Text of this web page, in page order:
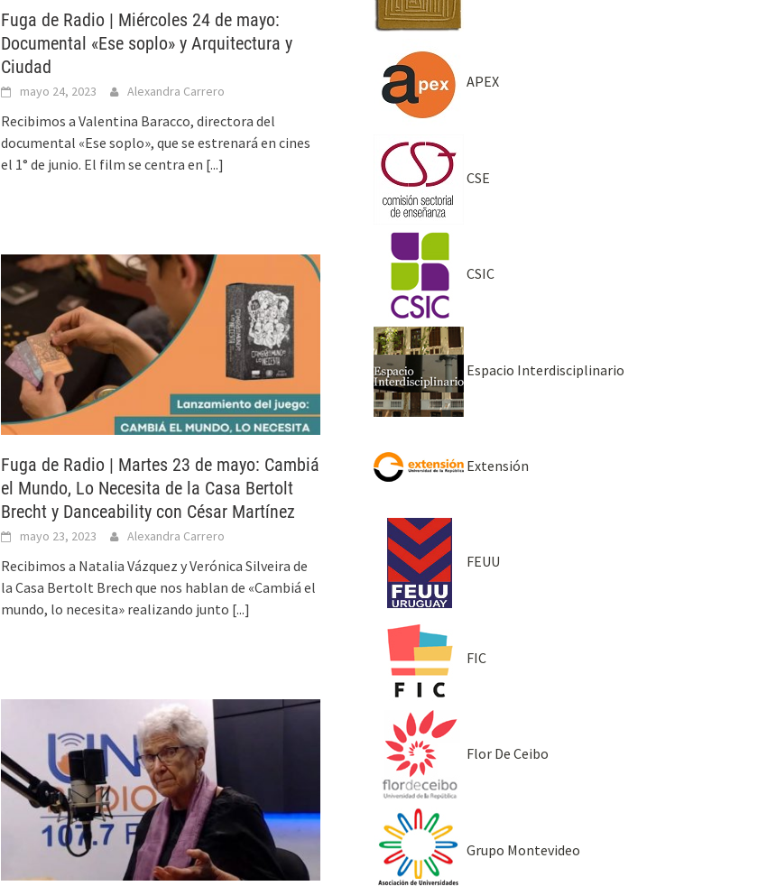
Fuga de Radio | Miércoles 24 de mayo:
Documental «Ese soplo» y Arquitectura y
Ciudad
mayo 24, 2023 Alexandra Carrero
Recibimos a Valentina Baracco, directora del
documental «Ese soplo», que se estrenará en cines
el 1° de junio. El film se centra en [...]
Fuga de Radio | Martes 23 de mayo: Cambiá
el Mundo, Lo Necesita de la Casa Bertolt
Brecht y Danceability con César Martínez
mayo 23, 2023 Alexandra Carrero
Recibimos a Natalia Vázquez y Verónica Silveira de
la Casa Bertolt Brech que nos hablan de «Cambiá el
mundo, lo necesita» realizando junto [...]
APEX
CSE
CSIC
Espacio Interdisciplinario
Extensión
FEUU
FIC
Flor De Ceibo
Grupo Montevideo